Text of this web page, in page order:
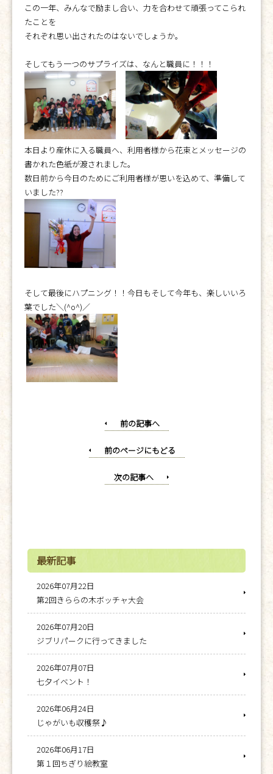
この一年、みんなで励まし合い、力を合わせて頑張ってこられ
たことを
それぞれ思い出されたのはないでしょうか。
そしてもう一つのサプライズは、なんと職員に！！！
本日より産休に入る職員へ、利用者様から花束とメッセージの
書かれた色紙が渡されました。
数日前から今日のためにご利用者様が思いを込めて、準備して
いました??
そして最後にハプニング！！今日もそして今年も、楽しいいろ
葉でした＼(^o^)／
前の記事へ
前のページにもどる
次の記事へ
最新記事
2026年07月22日
第2回きららの木ボッチャ大会
2026年07月20日
ジブリパークに行ってきました
2026年07月07日
七夕イベント！
2026年06月24日
じゃがいも収穫祭♪
2026年06月17日
第１回ちぎり絵教室